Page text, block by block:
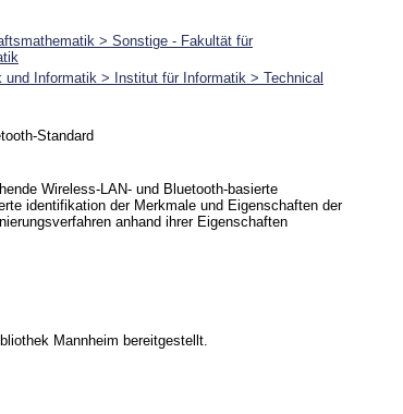
> Sonstige - Fakultät für
Informatik > Institut für Informatik > Technical
Standard
Wireless-LAN- und Bluetooth-basierte
identifikation der Merkmale und Eigenschaften der
anhand ihrer Eigenschaften
Mannheim bereitgestellt.